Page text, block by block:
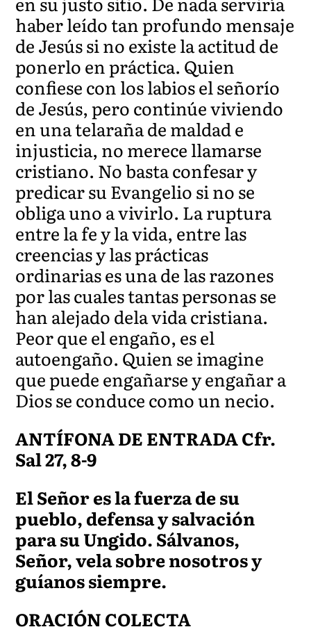
haber leído tan profundo mensaje
de Jesús si no existe la actitud de
ponerlo en práctica. Quien
confiese con los labios el señorío
de Jesús, pero continúe viviendo
en una telaraña de maldad e
injusticia, no merece llamarse
cristiano. No basta confesar y
predicar su Evangelio si no se
obliga uno a vivirlo. La ruptura
entre la fe y la vida, entre las
creencias y las prácticas
ordinarias es una de las razones
por las cuales tantas personas se
han alejado dela vida cristiana.
Peor que el engaño, es el
autoengaño. Quien se imagine
que puede engañarse y engañar a
Dios se conduce como un necio.
ANTÍFONA DE ENTRADA Cfr.
Sal 27, 8-9
El Señor es la fuerza de su
pueblo, defensa y salvación
para su Ungido. Sálvanos,
Señor, vela sobre nosotros y
guíanos siempre.
ORACIÓN COLECTA